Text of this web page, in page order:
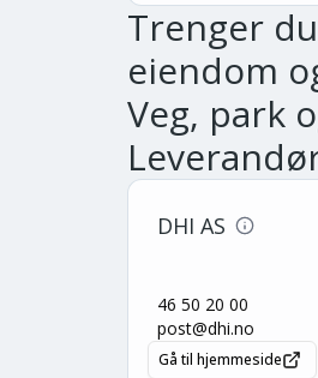
Trenger
eiendom
Veg, park
DHI AS
46 50 20 00
post@dhi.no
Gå til hjemmeside